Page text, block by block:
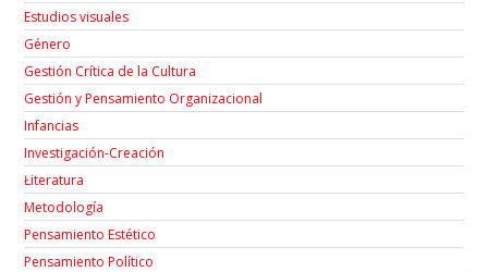
Estudios visuales
Género
Gestión Crítica de la Cultura
Gestión y Pensamiento Organizacional
Infancias
Investigación-Creación
Łiteratura
Metodología
Pensamiento Estético
Pensamiento Político